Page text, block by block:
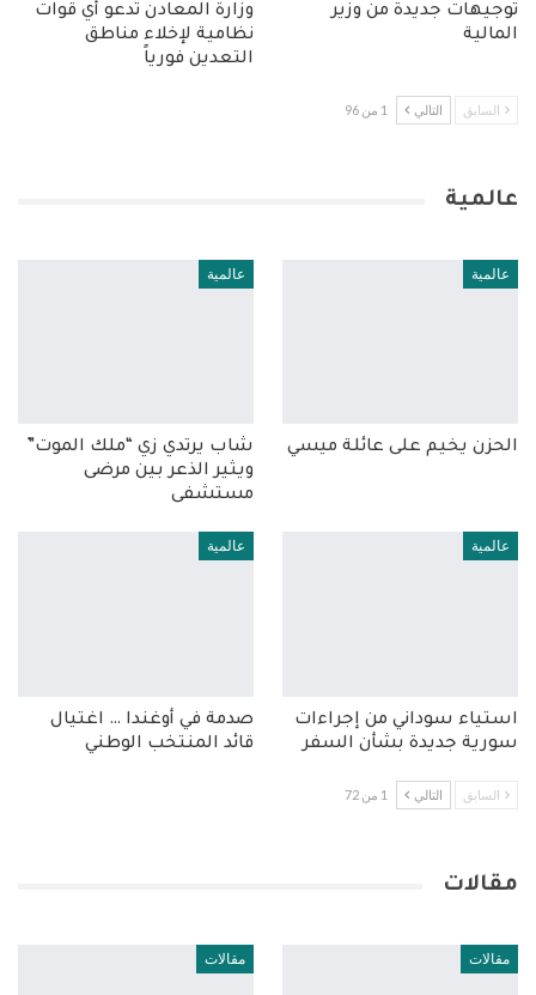
توجيهات جديدة من وزير
المالية
وزارة المعادن تدعو أي قوات
نظامية لإخلاء مناطق
التعدين فورياً
السابق التالي 1 من 96
عالمية
عالمية
الحزن يخيم على عائلة ميسي
عالمية
شاب يرتدي زي “ملك الموت”
ويثير الذعر بين مرضى
مستشفى
عالمية
استياء سوداني من إجراءات
سورية جديدة بشأن السفر
عالمية
صدمة في أوغندا … اغتيال
قائد المنتخب الوطني
السابق التالي 1 من 72
مقالات
مقالات مقالات